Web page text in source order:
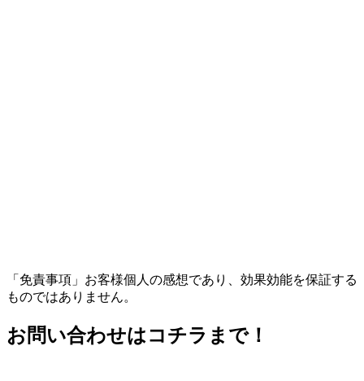
「免責事項」お客様個人の感想であり、効果効能を保証する
ものではありません。
お問い合わせはコチラまで！